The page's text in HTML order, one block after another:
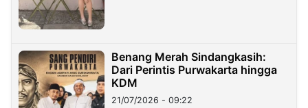
Benang Merah Sindangkasih:
Dari Perintis Purwakarta hingga
KDM
21/07/2026 - 09:22